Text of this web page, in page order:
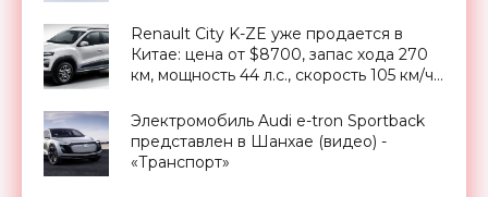
Renault City K-ZE уже продается в
Китае: цена от $8700, запас хода 270
км, мощность 44 л.с., скорость 105 км/ч -
Электромобиль Audi e-tron Sportback
представлен в Шанхае (видео) -
«Транспорт»